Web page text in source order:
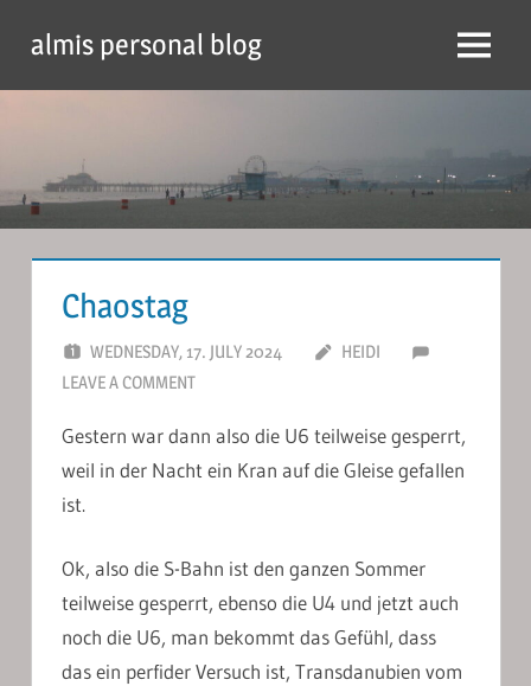
content
almis personal blog Menu
Chaostag
WEDNESDAY, 17. JULY 2024
HEIDI
LEAVE A COMMENT
Gestern war dann also die U6 teilweise gesperrt,
weil in der Nacht ein Kran auf die Gleise gefallen
ist.
Ok, also die S-Bahn ist den ganzen Sommer
teilweise gesperrt, ebenso die U4 und jetzt auch
noch die U6, man bekommt das Gefühl, dass
das ein perfider Versuch ist, Transdanubien vom